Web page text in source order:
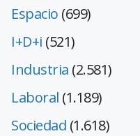
Espacio (699)
I+D+i (521)
Industria (2.581)
Laboral (1.189)
Sociedad (1.618)